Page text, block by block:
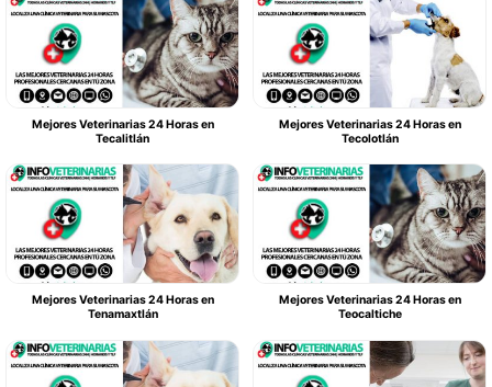
Mejores Veterinarias 24 Horas en
Tecalitlán
Mejores Veterinarias 24 Horas en
Tecolotlán
Mejores Veterinarias 24 Horas en
Tenamaxtlán
Mejores Veterinarias 24 Horas en
Teocaltiche